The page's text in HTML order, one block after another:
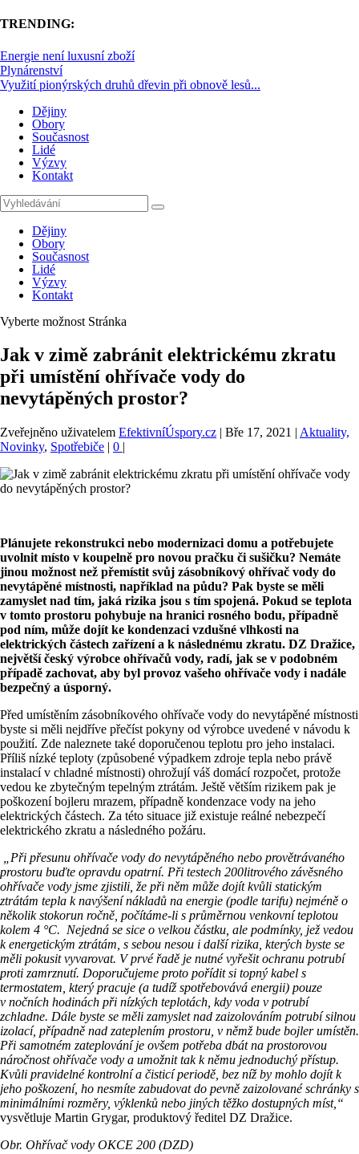
TRENDING:
Energie není luxusní zboží
Plynárenství
Využití pionýrských druhů dřevin při obnově lesů...
Dějiny
Obory
Současnost
Lidé
Výzvy
Kontakt
Dějiny
Obory
Současnost
Lidé
Výzvy
Kontakt
Vyberte možnost Stránka
Jak v zimě zabránit elektrickému zkratu
při umístění ohřívače vody do
nevytápěných prostor?
Zveřejněno uživatelem EfektivníÚspory.cz | Bře 17, 2021 | Aktuality,
Novinky, Spotřebiče | 0 |
Plánujete rekonstrukci nebo modernizaci domu a potřebujete
uvolnit místo v koupelně pro novou pračku či sušičku? Nemáte
jinou možnost než přemístit svůj zásobníkový ohřívač vody do
nevytápěné místnosti, například na půdu? Pak byste se měli
zamyslet nad tím, jaká rizika jsou s tím spojená. Pokud se teplota
v tomto prostoru pohybuje na hranici rosného bodu, případně
pod ním, může dojít ke kondenzaci vzdušné vlhkosti na
elektrických částech zařízení a k následnému zkratu. DZ Dražice,
největší český výrobce ohřívačů vody, radí, jak se v podobném
případě zachovat, aby byl provoz vašeho ohřívače vody i nadále
bezpečný a úsporný.
Před umístěním zásobníkového ohřívače vody do nevytápěné místnosti
byste si měli nejdříve přečíst pokyny od výrobce uvedené v návodu k
použití. Zde naleznete také doporučenou teplotu pro jeho instalaci.
Příliš nízké teploty (způsobené výpadkem zdroje tepla nebo právě
instalací v chladné místnosti) ohrožují váš domácí rozpočet, protože
vedou ke zbytečným tepelným ztrátám. Ještě větším rizikem pak je
poškození bojleru mrazem, případně kondenzace vody na jeho
elektrických částech. Za této situace již existuje reálné nebezpečí
elektrického zkratu a následného požáru.
„Při přesunu ohřívače vody do nevytápěného nebo provětrávaného
prostoru buďte opravdu opatrní. Při testech 200litrového závěsného
ohřívače vody jsme zjistili, že při něm může dojít kvůli statickým
ztrátám tepla k navýšení nákladů na energie (podle tarifu) nejméně o
několik stokorun ročně, počítáme-li s průměrnou venkovní teplotou
kolem 4 °C. Nejedná se sice o velkou částku, ale podmínky, jež vedou
k energetickým ztrátám, s sebou nesou i další rizika, kterých byste se
měli pokusit vyvarovat. V prvé řadě je nutné vyřešit ochranu potrubí
proti zamrznutí. Doporučujeme proto pořídit si topný kabel s
termostatem, který pracuje (a tudíž spotřebovává energii) pouze
v nočních hodinách při nízkých teplotách, kdy voda v potrubí
zchladne. Dále byste se měli zamyslet nad zaizolováním potrubí silnou
izolací, případně nad zateplením prostoru, v němž bude bojler umístěn.
Při samotném zateplování je ovšem potřeba dbát na prostorovou
náročnost ohřívače vody a umožnit tak k němu jednoduchý přístup.
Kvůli pravidelné kontrolní a čisticí periodě, bez níž by mohlo dojít k
jeho poškození, ho nesmíte zabudovat do pevně zaizolované schránky s
minimálními rozměry, výklenků nebo jiných těžko dostupných míst,“
vysvětluje Martin Grygar, produktový ředitel DZ Dražice.
Obr. Ohřívač vody OKCE 200 (DZD)